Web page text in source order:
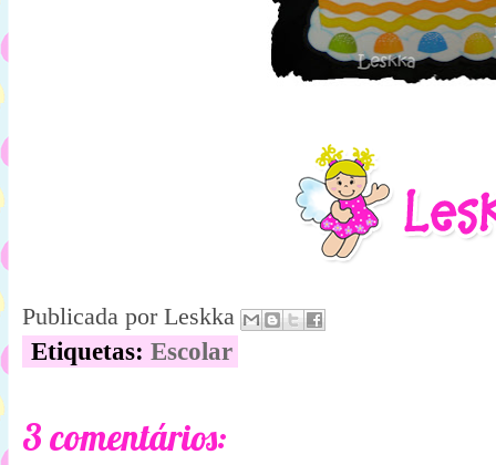
Publicada por Leskka
Etiquetas: Escolar
3 comentários: